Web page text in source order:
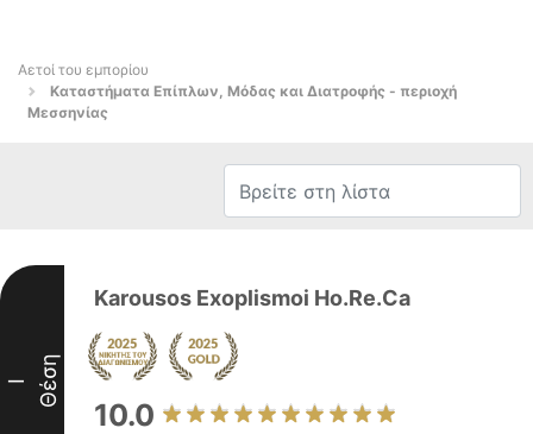
Αετοί του εμπορίου
Καταστήματα Επίπλων, Μόδας και Διατροφής - περιοχή
Μεσσηνίας
I Θέση
Karousos Exoplismoi Ho.Re.Ca
10.0